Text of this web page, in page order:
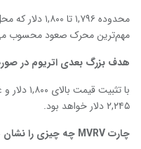
مهم‌ترین محرک صعود محسوب
هدف بزرگ بعدی اتریوم در
۲,۲۴۵ دلار خواهد بود.
چارت MVRV چه چیزی را نشان می‌دهد؟